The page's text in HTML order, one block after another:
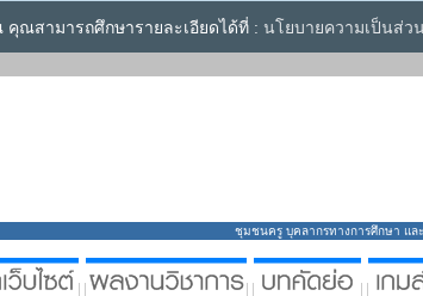
ณสามารถศึกษารายละเอียดได้ที่ : นโยบายความเป็นส่ว
ชุมชนครู บุคลากรทางการศึกษา แล